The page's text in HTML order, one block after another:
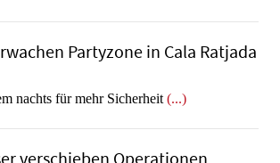
Partyzone in Cala Ratjada
nachts für mehr Sicherheit (...)